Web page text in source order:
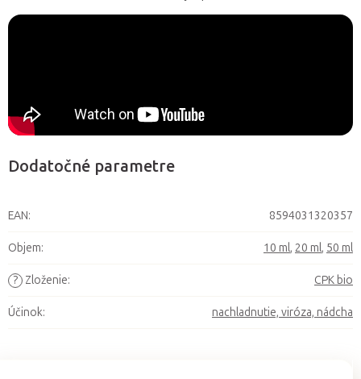
Dodatočné parametre
EAN: 8594031320357
Objem: 10 ml, 20 ml, 50 ml
? Zloženie: CPK bio
Účinok: nachladnutie, viróza, nádcha